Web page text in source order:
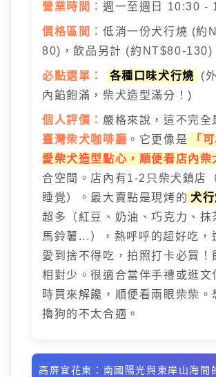
營業時間： 週一至週日 10:30 -
價格區間： 低消一份犬行燒 (約
80)，飲品另計 (約NT$80-130)
必點選單： 各種口味犬行燒
(
內餡飽滿，柴犬造型滿分！)
個人評價： 嚴格來說，這不完全
臺灣柴犬咖啡廳 。它更像是
「
愛柴犬造型點心，順便看店內柴
合空間。店內有1-2只柴犬鎮店
睡覺）。最大賣點是現烤的 犬行
超多（紅豆、奶油、巧克力、抹
馬鈴薯...），熱呼呼的超好吃，
愛到捨不得吃，拍照打卡必買！
相對少。很適合當伴手禮或逛文
時買來解饞，順便看兩眼柴柴。
擼狗的不太合適。
高屏宜花東：南國陽光與東岸山海間